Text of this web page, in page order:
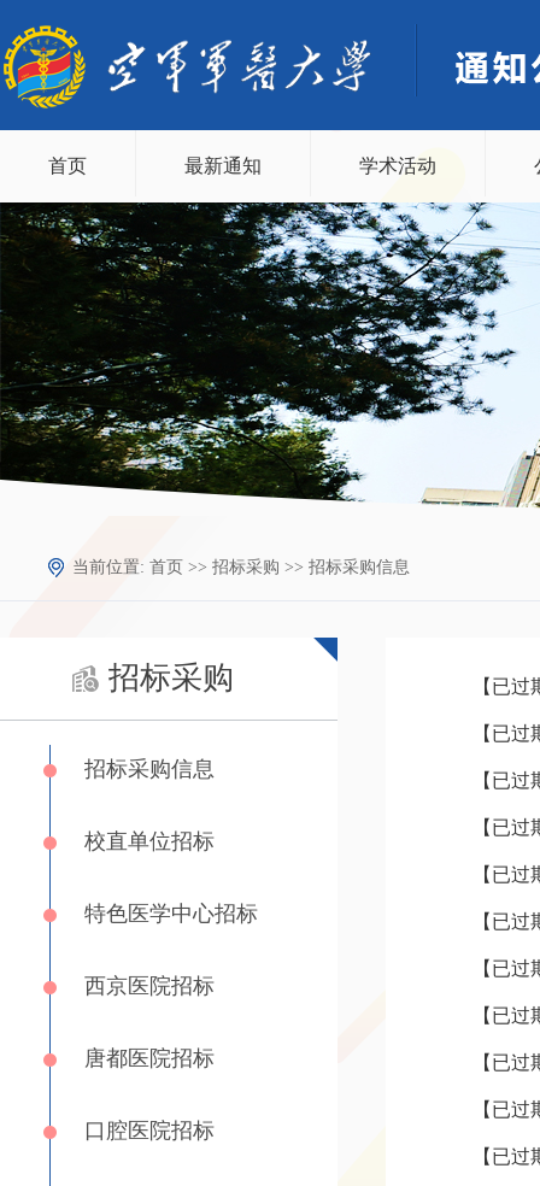
首页 最新通知 学术活动
当前位置: 首页 >> 招标采购 >> 招标采购信息
招标采购
招标采购信息
校直单位招标
特色医学中心招标
西京医院招标
唐都医院招标
口腔医院招标
【已
【已